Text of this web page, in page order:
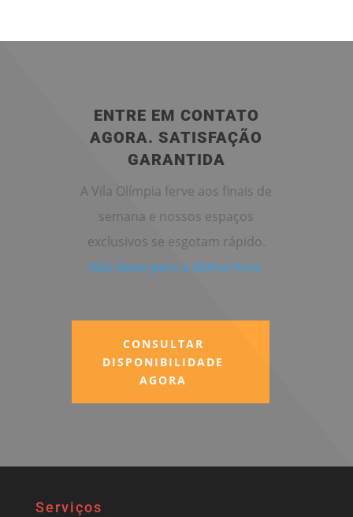
ENTRE EM CONTATO
AGORA. SATISFAÇÃO
GARANTIDA
A Vila Olímpia ferve aos finais de
semana e nossos espaços
exclusivos se esgotam rápido.
Não deixe para a última hora.
CONSULTAR
DISPONIBILIDADE
AGORA
Serviços